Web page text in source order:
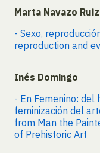
Marta Navazo Ruiz
- Sexo,
reproduction and
Inés Domingo
- En Femenino:
feminización del
from Man the
of Prehistoric Art